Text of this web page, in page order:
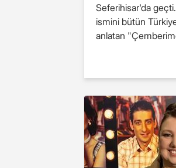
Seferihisar'da
ismini bütün
anlatan